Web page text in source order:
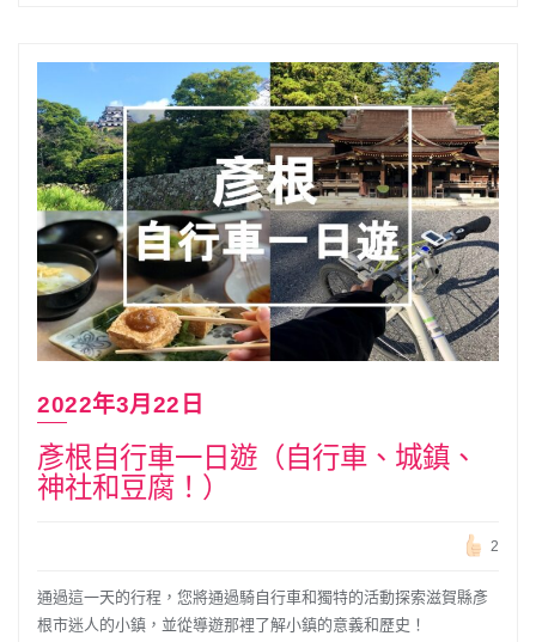
2022年3月22日
彥根自行車一日遊（自行車、城鎮、
神社和豆腐！）
2
通過這一天的行程，您將通過騎自行車和獨特的活動探索滋賀縣彥
根市迷人的小鎮，並從導遊那裡了解小鎮的意義和歷史！